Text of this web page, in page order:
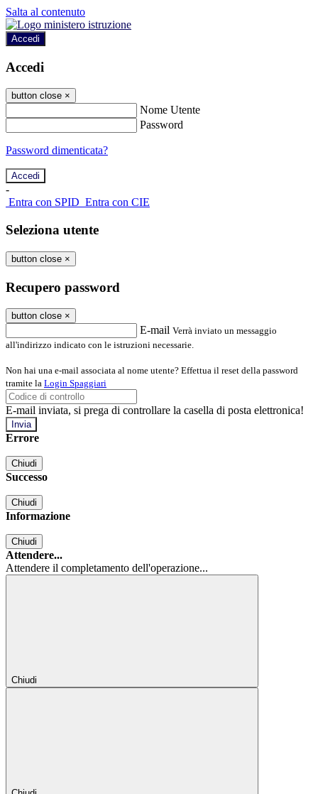
Salta al contenuto
Accedi
Accedi
button close ×
Nome Utente
Password
Password dimenticata?
-
Entra con SPID Entra con CIE
Seleziona utente
button close ×
Recupero password
button close ×
E-mail Verrà inviato un messaggio
all'indirizzo indicato con le istruzioni necessarie.
Non hai una e-mail associata al nome utente? Effettua il reset della password
tramite la Login Spaggiari
E-mail inviata, si prega di controllare la casella di posta elettronica!
Errore
Chiudi
Successo
Chiudi
Informazione
Chiudi
Attendere...
Attendere il completamento dell'operazione...
Chiudi